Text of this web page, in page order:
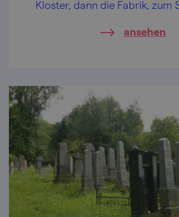
Kloster, dann die Fabrik, zum
ansehen